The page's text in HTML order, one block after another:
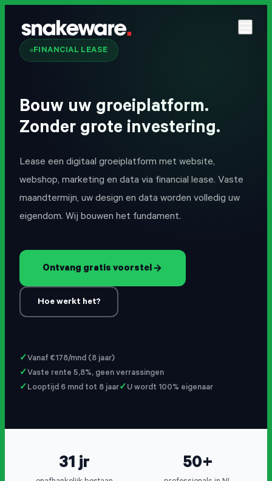
FINANCIAL LEASE
Bouw uw groeiplatform.
Zonder grote investering.
Lease een digitaal groeiplatform met website,
webshop, marketing en data via financial lease. Vaste
maandtermijn, uw design en data worden volledig uw
eigendom. Wij bouwen het fundament.
Ontvang gratis voorstel
Hoe werkt het?
Vanaf €178/mnd (8 jaar)
Vaste rente 5,8%, geen verrassingen
Looptijd 6 mnd tot 8 jaar
U wordt 100% eigenaar
31 jr 50+